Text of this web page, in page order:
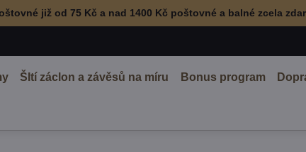
již od 75 Kč a nad 1400 Kč poštovné a balné zcela
ŠItí záclon a závěsů na míru Bonus program